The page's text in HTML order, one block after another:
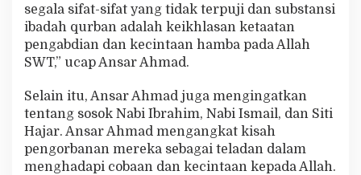
segala sifat-sifat yang tidak terpuji dan substansi
ibadah qurban adalah keikhlasan ketaatan
pengabdian dan kecintaan hamba pada Allah
SWT,” ucap Ansar Ahmad.
Selain itu, Ansar Ahmad juga mengingatkan
tentang sosok Nabi Ibrahim, Nabi Ismail, dan Siti
Hajar. Ansar Ahmad mengangkat kisah
pengorbanan mereka sebagai teladan dalam
menghadapi cobaan dan kecintaan kepada Allah.